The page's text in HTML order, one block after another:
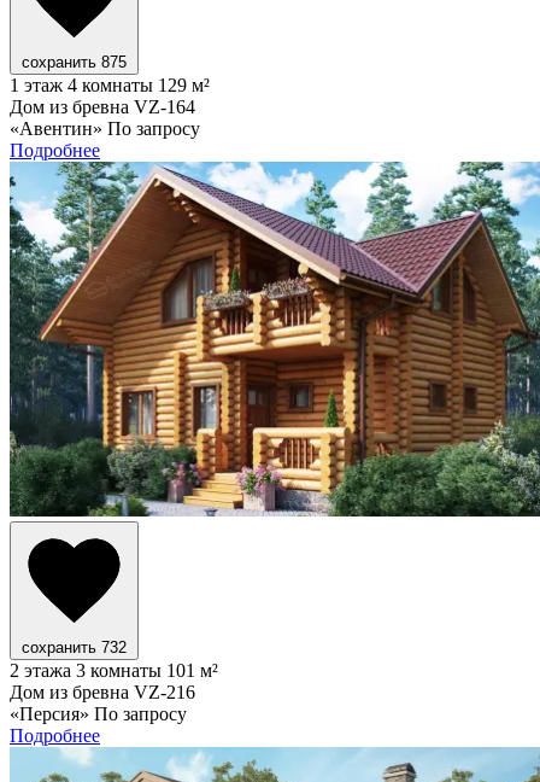
сохранить 875
1 этаж 4 комнаты 129 м²
Дом из бревна VZ-164
«Авентин» По запросу
Подробнее
сохранить 732
2 этажа 3 комнаты 101 м²
Дом из бревна VZ-216
«Персия» По запросу
Подробнее